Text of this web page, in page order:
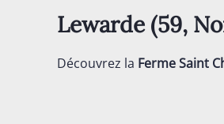
Lewarde (59,
Découvrez la Ferme Saint